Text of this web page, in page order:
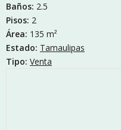
Baños: 2.5
Pisos: 2
Área: 135 m²
Estado: Tamaulipas
Tipo: Venta